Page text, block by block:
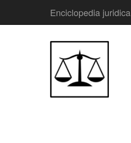
Enciclopedia juridica